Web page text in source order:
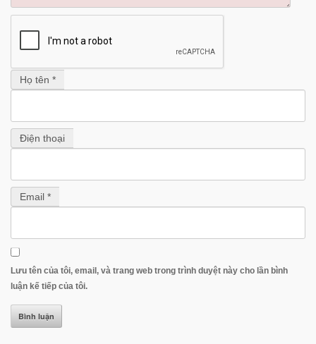
Họ tên *
Điện thoại
Email *
Lưu tên của tôi, email, và trang web trong trình duyệt này cho lần bình
luận kế tiếp của tôi.